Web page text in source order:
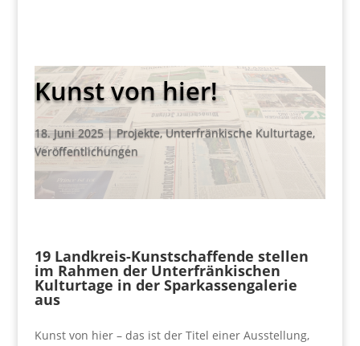
Kunst von hier!
18. Juni 2025|Projekte,Unterfränkische Kulturtage,
Veröffentlichungen
19 Landkreis-Kunstschaffende stellen
im Rahmen der Unterfränkischen
Kulturtage in der Sparkassengalerie
aus
Kunst von hier – das ist der Titel einer Ausstellung,